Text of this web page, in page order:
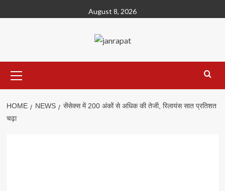
to
August 8, 2026
Menu
HOME NEWS
सेंसेक्स में 200 अंकों से अधिक की तेजी, रिलायंस सात प्रतिशत
चढ़ा